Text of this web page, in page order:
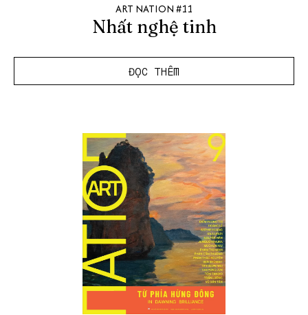
ART NATION #11
Nhất nghệ tinh
ĐỌC THÊM